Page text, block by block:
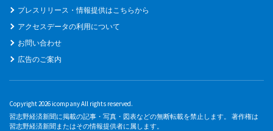
プレスリリース・情報提供はこちらから
アクセスデータの利用について
お問い合わせ
広告のご案内
Copyright 2026 icompany All rights reserved.
習志野経済新聞に掲載の記事・写真・図表などの無断転載を禁止します。 著作権は
習志野経済新聞またはその情報提供者に属します。